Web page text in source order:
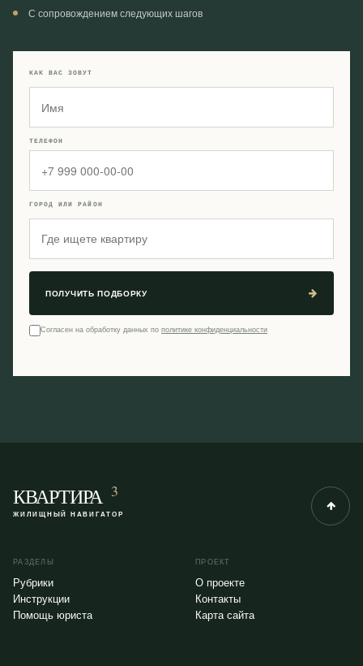
С сопровождением следующих шагов
КАК ВАС ЗОВУТ
ТЕЛЕФОН
ГОРОД ИЛИ РАЙОН
ПОЛУЧИТЬ ПОДБОРКУ
Согласен на обработку данных по политике конфиденциальности
КВАРТИРА 3
ЖИЛИЩНЫЙ НАВИГАТОР
РАЗДЕЛЫ
Рубрики
Инструкции
Помощь юриста
ПРОЕКТ
О проекте
Контакты
Карта сайта